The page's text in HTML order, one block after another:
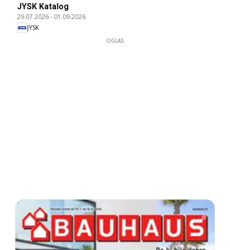
JYSK Katalog
29.07.2026- 01.09.2026
JYSK
OGLAS